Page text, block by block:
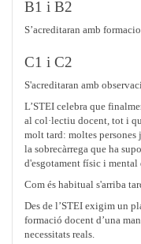
B1 i B2
S’acreditaran amb
C1 i C2
S'acreditaran amb
L’STEI celebra que
al col·lectiu docent, tot i
molt tard: moltes
la sobrecàrrega que ha
d'esgotament físic i mental
Com és habitual s'arriba
Des de l’STEI exigim un
formació docent d’una
necessitats reals.